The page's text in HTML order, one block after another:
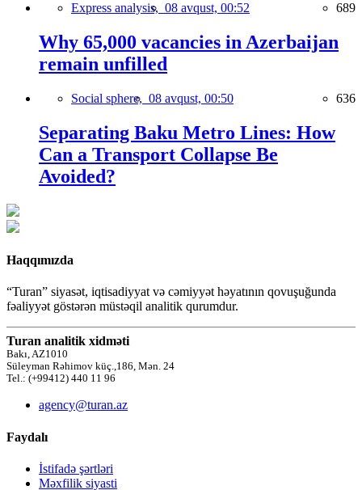
Express analysis, 08 avqust, 00:52 689
Why 65,000 vacancies in Azerbaijan
remain unfilled
Social sphere, 08 avqust, 00:50 636
Separating Baku Metro Lines: How
Can a Transport Collapse Be
Avoided?
Haqqımızda
“Turan” siyasət, iqtisadiyyat və cəmiyyət həyatının qovuşuğunda
fəaliyyət göstərən müstəqil analitik qurumdur.
Turan analitik xidməti
Bakı, AZ1010
Süleyman Rəhimov küç.,186, Mən. 24
Tel.: (+99412) 440 11 96
agency@turan.az
Faydalı
İstifadə şərtləri
Məxfilik siyasti